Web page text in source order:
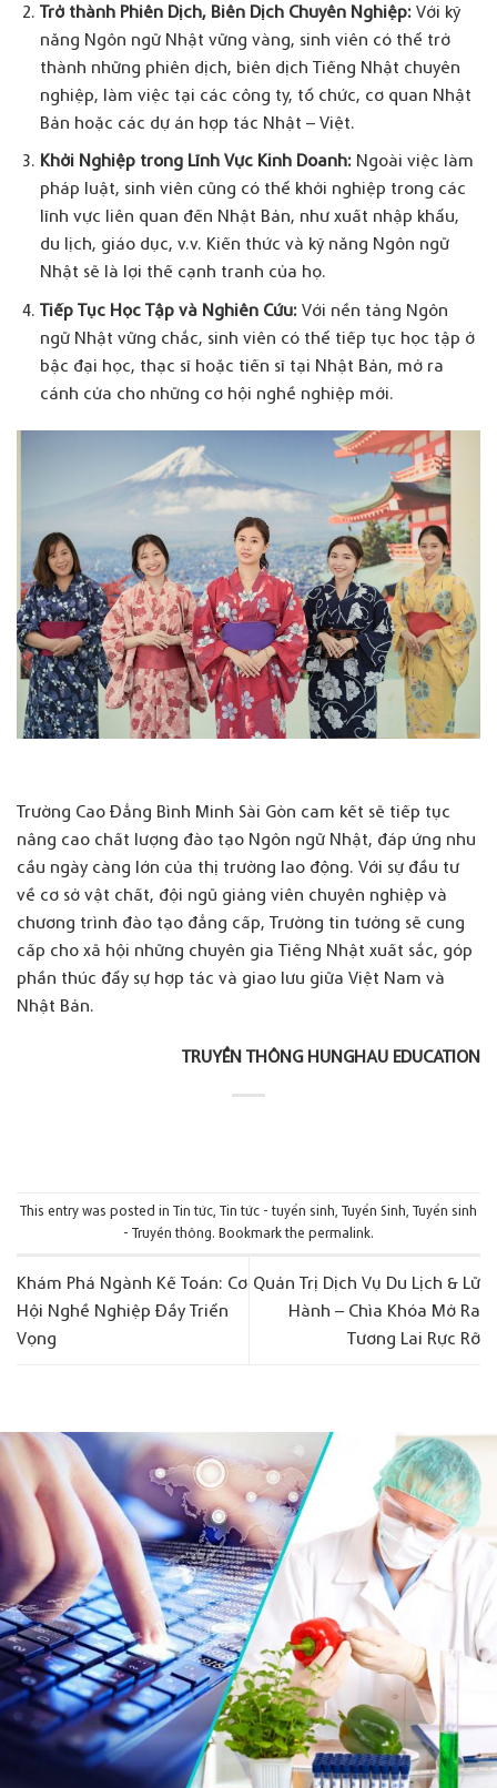
Trở thành Phiên Dịch, Biên Dịch Chuyên Nghiệp:Với kỹ
năng Ngôn ngữ Nhật vững vàng, sinh viên có thể trở
thành những phiên dịch, biên dịch Tiếng Nhật chuyên
nghiệp, làm việc tại các công ty, tổ chức, cơ quan Nhật
Bản hoặc các dự án hợp tác Nhật – Việt.
Khởi Nghiệp trong Lĩnh Vực Kinh Doanh:Ngoài việc làm
pháp luật, sinh viên cũng có thể khởi nghiệp trong các
lĩnh vực liên quan đến Nhật Bản, như xuất nhập khẩu,
du lịch, giáo dục, v.v. Kiến thức và kỹ năng Ngôn ngữ
Nhật sẽ là lợi thế cạnh tranh của họ.
Tiếp Tục Học Tập và Nghiên Cứu:Với nền tảng Ngôn
ngữ Nhật vững chắc, sinh viên có thể tiếp tục học tập ở
bậc đại học, thạc sĩ hoặc tiến sĩ tại Nhật Bản, mở ra
cánh cửa cho những cơ hội nghề nghiệp mới.
Trường Cao Đẳng Bình Minh Sài Gòn cam kết sẽ tiếp tục
nâng cao chất lượng đào tạo Ngôn ngữ Nhật, đáp ứng nhu
cầu ngày càng lớn của thị trường lao động. Với sự đầu tư
về cơ sở vật chất, đội ngũ giảng viên chuyên nghiệp và
chương trình đào tạo đẳng cấp, Trường tin tưởng sẽ cung
cấp cho xã hội những chuyên gia Tiếng Nhật xuất sắc, góp
phần thúc đẩy sự hợp tác và giao lưu giữa Việt Nam và
Nhật Bản.
TRUYỀN THÔNG HUNGHAU EDUCATION
This entry was posted in Tin tức, Tin tức - tuyển sinh, Tuyển Sinh, Tuyển sinh
- Truyền thông. Bookmark the permalink.
Khám Phá Ngành Kế Toán: Cơ
Hội Nghề Nghiệp Đầy Triển
Vọng
Quản Trị Dịch Vụ Du Lịch & Lữ
Hành – Chìa Khóa Mở Ra
Tương Lai Rực Rỡ